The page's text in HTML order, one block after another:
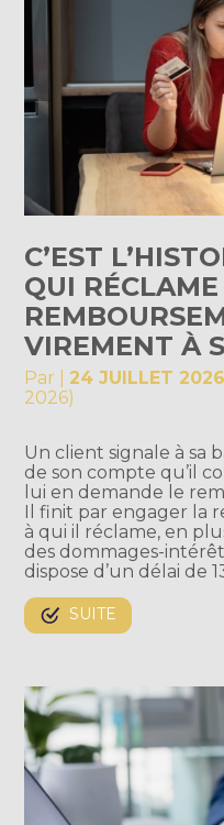
C’EST
QUI RÉCLAME
VIREMENT À
Par 24 JUILLET 2026
2026)
Un client signale à sa
de son compte qu’il
lui en demande le
Il finit par engager la
à qui il réclame, en
des dommages-
dispose d’un délai de
SUITE